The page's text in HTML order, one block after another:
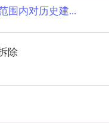
围内对历史建...
除